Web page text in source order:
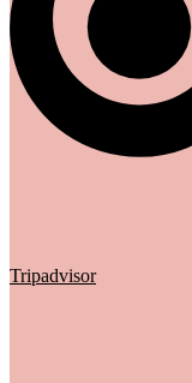
Tripadvisor